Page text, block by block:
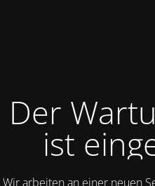
Der
ist
Wir arbeiten an einer neuen